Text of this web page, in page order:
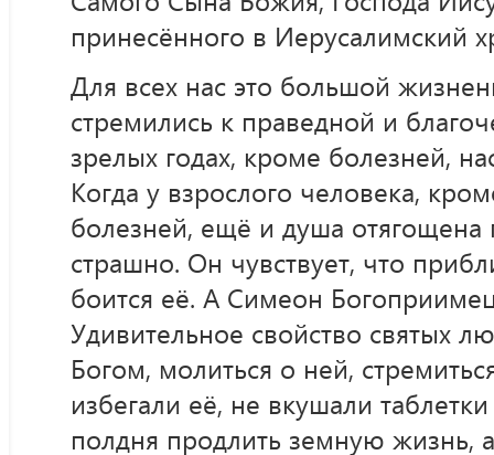
принесённого в Иерусалимский
Для всех нас это большой
стремились к праведной и
зрелых годах, кроме болезней,
Когда у взрослого человека,
болезней, ещё и душа отягощена
страшно. Он чувствует, что
боится её. А Симеон
Удивительное свойство святых
Богом, молиться о ней,
избегали её, не вкушали
полдня продлить земную жизнь,